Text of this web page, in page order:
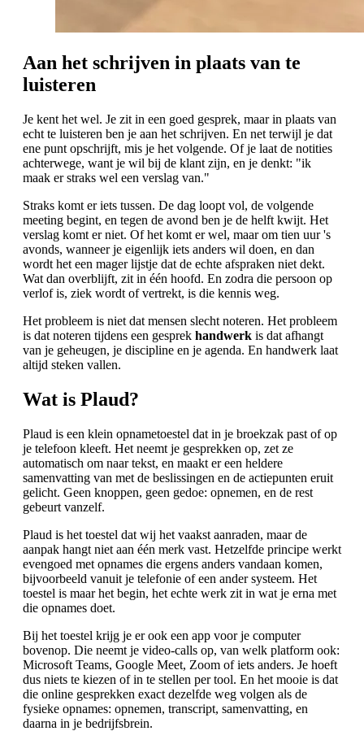
Aan het schrijven in plaats van te
luisteren
Je kent het wel. Je zit in een goed gesprek, maar in plaats van
echt te luisteren ben je aan het schrijven. En net terwijl je dat
ene punt opschrijft, mis je het volgende. Of je laat de notities
achterwege, want je wil bij de klant zijn, en je denkt: "ik
maak er straks wel een verslag van."
Straks komt er iets tussen. De dag loopt vol, de volgende
meeting begint, en tegen de avond ben je de helft kwijt. Het
verslag komt er niet. Of het komt er wel, maar om tien uur 's
avonds, wanneer je eigenlijk iets anders wil doen, en dan
wordt het een mager lijstje dat de echte afspraken niet dekt.
Wat dan overblijft, zit in één hoofd. En zodra die persoon op
verlof is, ziek wordt of vertrekt, is die kennis weg.
Het probleem is niet dat mensen slecht noteren. Het probleem
is dat noteren tijdens een gesprek handwerk is dat afhangt
van je geheugen, je discipline en je agenda. En handwerk laat
altijd steken vallen.
Wat is Plaud?
Plaud is een klein opnametoestel dat in je broekzak past of op
je telefoon kleeft. Het neemt je gesprekken op, zet ze
automatisch om naar tekst, en maakt er een heldere
samenvatting van met de beslissingen en de actiepunten eruit
gelicht. Geen knoppen, geen gedoe: opnemen, en de rest
gebeurt vanzelf.
Plaud is het toestel dat wij het vaakst aanraden, maar de
aanpak hangt niet aan één merk vast. Hetzelfde principe werkt
evengoed met opnames die ergens anders vandaan komen,
bijvoorbeeld vanuit je telefonie of een ander systeem. Het
toestel is maar het begin, het echte werk zit in wat je erna met
die opnames doet.
Bij het toestel krijg je er ook een app voor je computer
bovenop. Die neemt je video-calls op, van welk platform ook:
Microsoft Teams, Google Meet, Zoom of iets anders. Je hoeft
dus niets te kiezen of in te stellen per tool. En het mooie is dat
die online gesprekken exact dezelfde weg volgen als de
fysieke opnames: opnemen, transcript, samenvatting, en
daarna in je bedrijfsbrein.